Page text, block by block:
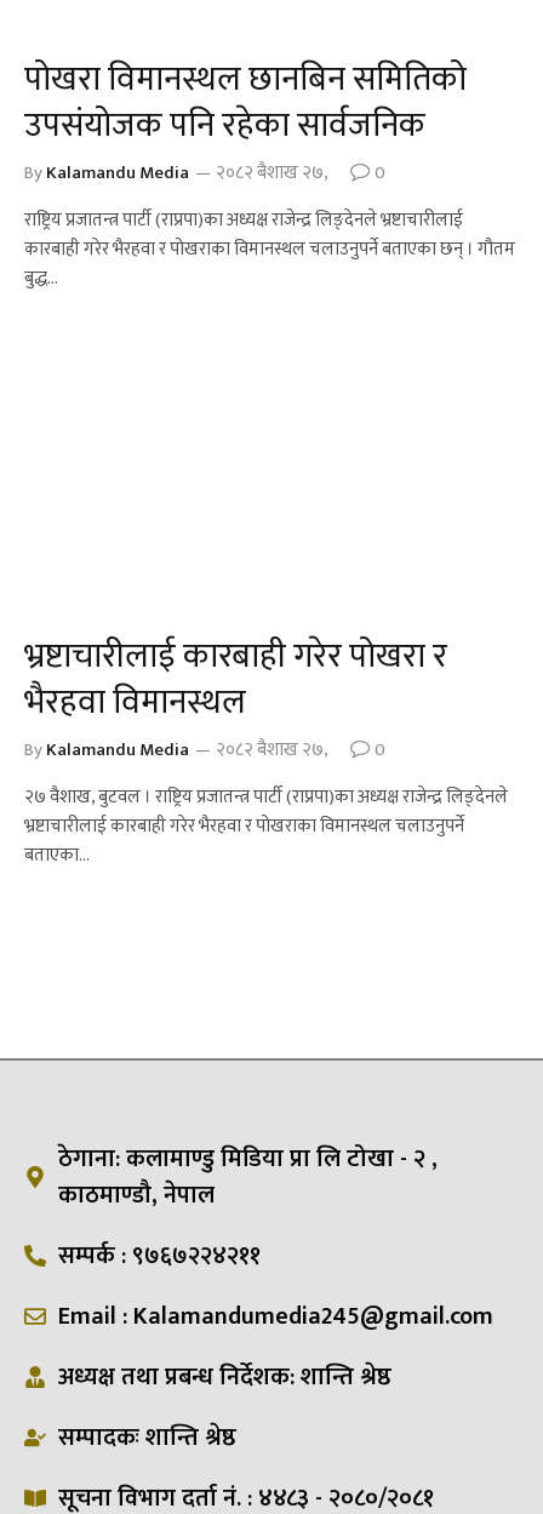
पोखरा विमानस्थल छानबिन समितिको
उपसंयोजक पनि रहेका सार्वजनिक
ByKalamandu Media २०८२ बैशाख २७,
0
राष्ट्रिय प्रजातन्त्र पार्टी (राप्रपा)का अध्यक्ष राजेन्द्र लिङ्देनले भ्रष्टाचारीलाई
कारबाही गरेर भैरहवा र पोखराका विमानस्थल चलाउनुपर्ने बताएका छन् । गौतम
बुद्ध…
भ्रष्टाचारीलाई कारबाही गरेर पोखरा र
भैरहवा विमानस्थल
ByKalamandu Media २०८२ बैशाख २७,
0
२७ वैशाख, बुटवल । राष्ट्रिय प्रजातन्त्र पार्टी (राप्रपा)का अध्यक्ष राजेन्द्र लिङ्देनले
भ्रष्टाचारीलाई कारबाही गरेर भैरहवा र पोखराका विमानस्थल चलाउनुपर्ने
बताएका…
ठेगाना: कलामाण्डु मिडिया प्रा लि टोखा - २ ,
काठमाण्डौ, नेपाल
सम्पर्क : ९७६७२२४२११
Email : Kalamandumedia245@gmail.com
अध्यक्ष तथा प्रबन्ध निर्देशक: शान्ति श्रेष्ठ
सम्पादकः शान्ति श्रेष्ठ
सूचना विभाग दर्ता नं. : ४४८३ - २०८०/२०८१